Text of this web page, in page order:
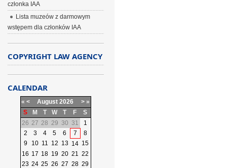
członka IAA
Lista muzeów z darmowym
wstępem dla członków IAA
COPYRIGHT LAW AGENCY
CALENDAR
« < August 2026 > »
S
M T W T F
S
26 27 28 29 30 31
1
2
3 4 5 6 7
8
9
10 11 12 13 14 15
16 17 18 19 20 21 22
23 24 25 26 27 28 29